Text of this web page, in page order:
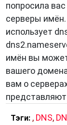
попросила
серверы
использует
имён вы
вашего
вам о
Тэги: , DNS,